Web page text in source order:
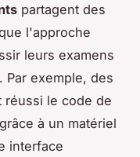
partagent des
l'approche
leurs examens
Par exemple, des
réussi le code de
à un matériel
interface